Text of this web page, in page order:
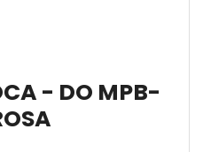
- DO MPB-